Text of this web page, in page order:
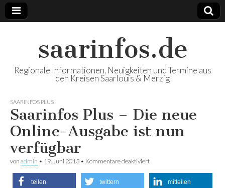
saarinfos.de
Regionale Informationen, Neuigkeiten und Termine aus
den Kreisen Saarlouis & Merzig
SAARINFOS PLUS
Saarinfos Plus – Die neue
Online-Ausgabe ist nun
verfügbar
von admin • 19. Juni 2013 • Kommentare deaktiviert
verfügbar
teilen twittern mitteilen